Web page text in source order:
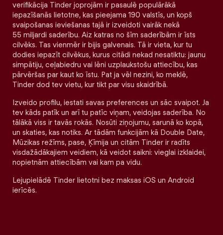
verifikācija Tinder joprojām ir pasaulē populārākā
iepazīšanās lietotne, kas pieejama 190 valstīs, un kopš
svaipošanas ieviešanas tajā ir izveidoti vairāk nekā
55 miljardi saderību. Aiz katras no šīm saderībām ir īsts
cilvēks. Tas vienmēr ir bijis galvenais. Tā ir vieta, kur tu
dodies iepazīt cilvēkus, kurus citādi nekad nesatiktu: jaunu
simpātiju, ceļabiedru vai lēni uzplaukstošu attiecību, kas
pārvēršas par kaut ko īstu. Pat ja vēl nezini, ko meklē,
Tinder dod tev vietu, kur tikt par visu skaidrībā.
Izveido profilu, iestati savas preferences un sāc svaipot. Ja
tev kāds patīk un arī tu patīc viņam, veidojas saderība. No
tālākā viss ir tavās rokās. Nosūti ziņojumu, sarunā ko kopā,
un skaties, kas notiks. Ar tādām funkcijām kā Double Date,
Mūzikas režīms, pase, Ķīmija un citām Tinder ir radīts
visdažādākajiem veidiem, kā veidot saikni: vieglai izklaidei,
nopietnām attiecībām vai kam pa vidu.
Lejupielādē Tinder lietotni bez maksas iOS un Android
ierīcēs.